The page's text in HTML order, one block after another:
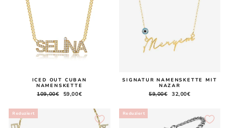
ICED OUT CUBAN
NAMENSKETTE
Normaler
109,00€ Sonderpreis
59,00€
SIGNATUR NAMENSKETTE MIT
NAZAR
Normaler
59,00€ Sonderpreis
32,00€
Reduziert Reduziert